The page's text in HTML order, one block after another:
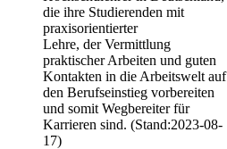
die ihre Studierenden mit
praxisorientierter
Lehre, der Vermittlung
praktischer Arbeiten und guten
Kontakten in die Arbeitswelt auf
den Berufseinstieg vorbereiten
und somit Wegbereiter für
Karrieren sind. (Stand:2023-08-
17)